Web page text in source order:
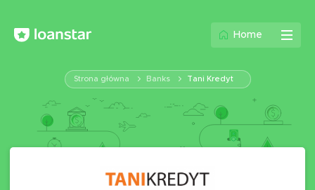
Home
Strona główna Banks Tani Kredyt